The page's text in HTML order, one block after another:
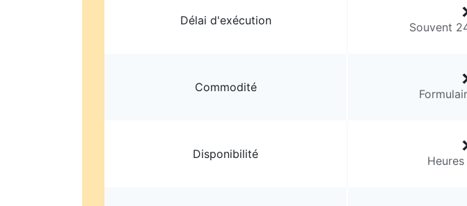
Délai d'exécution Souvent
Commodité
Disponibilité